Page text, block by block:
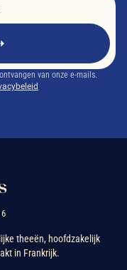
van onze e-mails.
theeën, hoofdzakelijk
in Frankrijk.